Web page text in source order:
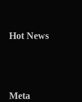
Hot News
Meta